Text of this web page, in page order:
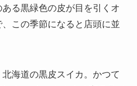
る黒緑色の皮が目を引くオ
この季節になると店頭に並
海道の黒皮スイカ。かつて